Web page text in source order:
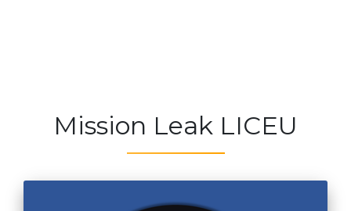
Mission Leak LICEU